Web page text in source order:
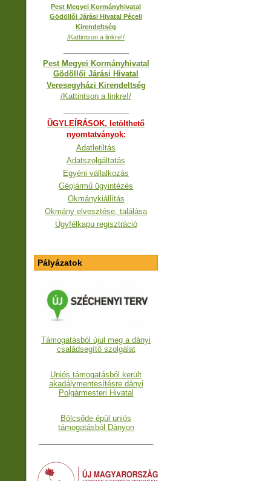
Pest Megyei Kormányhivatal
Gödöllői Járási Hivatal Péceli
Kirendeltség
/Kattintson a linkre!/
Pest Megyei Kormányhivatal
Gödöllői Járási Hivatal
Veresegyházi Kirendeltség
/Kattintson a linkre!/
ÜGYLEÍRÁSOK, letölthető
nyomtatványok:
Adatletiltás
Adatszolgáltatás
Egyéni vállalkozás
Gépjármű ügyintézés
Okmánykiállítás
Okmány elvesztése, találása
Ügyfélkapu regisztráció
Pályázatok
Támogatásból újul meg a dányi
családsegítő szolgálat
Uniós támogatásból került
akadálymentesítésre dányi
Polgármesteri Hivatal
Bölcsőde épül uniós
támogatásból Dányon